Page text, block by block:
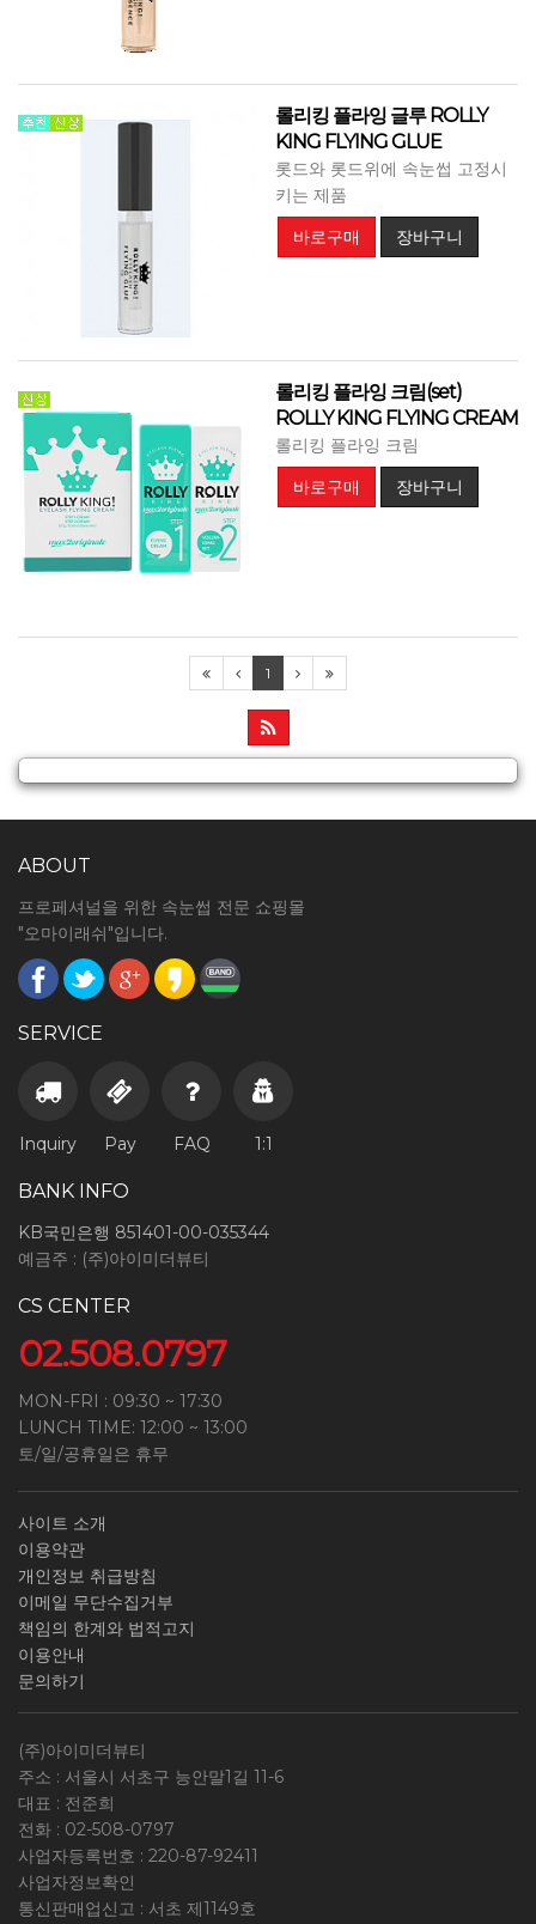
롤리킹 플라잉 글루 ROLLY
KING FLYING GLUE
롯드와 롯드위에 속눈썹 고정시
키는 제품
바로구매
장바구니
롤리킹 플라잉 크림(set)
ROLLY KING FLYING CREAM
롤리킹 플라잉 크림
바로구매
장바구니
1
ABOUT
프로페셔널을 위한 속눈썹 전문 쇼핑몰
"오마이래쉬"입니다.
SERVICE
Inquiry Pay FAQ 1:1
BANK INFO
KB국민은행 851401-00-035344
예금주 : (주)아이미더뷰티
CS CENTER
02.508.0797
MON-FRI : 09:30 ~ 17:30
LUNCH TIME: 12:00 ~ 13:00
토/일/공휴일은 휴무
사이트 소개
이용약관
개인정보 취급방침
이메일 무단수집거부
책임의 한계와 법적고지
이용안내
문의하기
(주)아이미더뷰티
주소 : 서울시 서초구 능안말1길 11-6
대표 : 전준희
전화 : 02-508-0797
사업자등록번호 : 220-87-92411
사업자정보확인
통신판매업신고 : 서초 제1149호